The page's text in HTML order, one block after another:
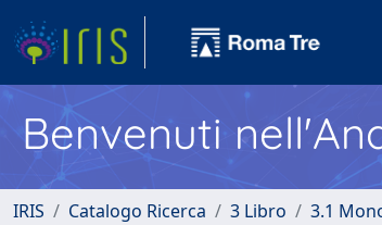
Benvenuti
IRIS Catalogo Ricerca 3 Libro 3.1